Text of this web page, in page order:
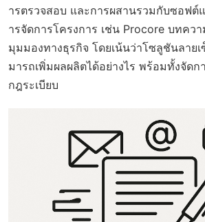
ารตรวจสอบ และการผสานรวมกับซอฟต์
ารจัดการโครงการ เช่น Procore บทคว
มุมมองทางธุรกิจ โดยเน้นว่าโซลูชันลาย
มารถเพิ่มผลผลิตได้อย่างไร พร้อมทั้งจัด
กฎระเบียบ